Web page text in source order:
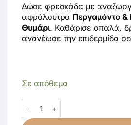
Δώσε φρεσκάδα με
αφρόλουτρο Περγαμόντο &
Θυμάρι. Καθάρισε απαλά,
ανανέωσε την επιδερμίδα
Σε απόθεμα
Αναζωογονητικό Αφρόλουτρο